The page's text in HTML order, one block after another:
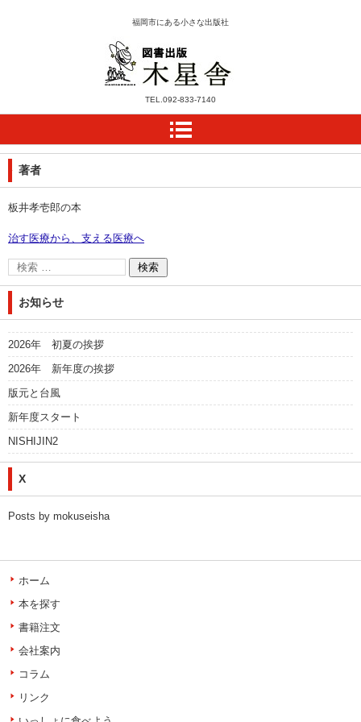
木星舎ホームページ
福岡市にある小さな出版社
TEL. 092-833-7140
著者
板井孝壱郎の本
治す医療から、支える医療へ
お知らせ
2026年 初夏の挨拶
2026年 新年度の挨拶
版元と台風
新年度スタート
NISHIJIN2
X
Posts by mokuseisha
ホーム
本を探す
書籍注文
会社案内
コラム
リンク